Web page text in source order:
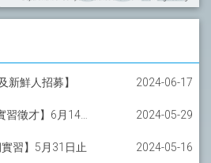
新鮮人招募】 2024-06-17
2024-05-29
實習】5月31日止 2024-05-16